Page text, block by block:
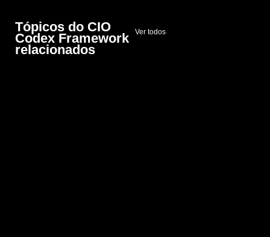
Tópicos do CIO
Codex Framework
relacionados
Ver todos